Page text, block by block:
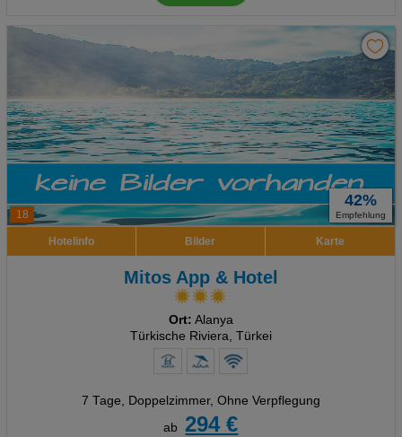
18
42%
Empfehlung
Hotelinfo Bilder Karte
Mitos App & Hotel
Ort: Alanya
Türkische Riviera, Türkei
7 Tage, Doppelzimmer, Ohne Verpflegung
ab
294 €